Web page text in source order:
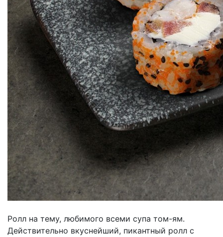
Ролл на тему, любимого всеми супа том-ям.
Действительно вкуснейший, пикантный ролл с